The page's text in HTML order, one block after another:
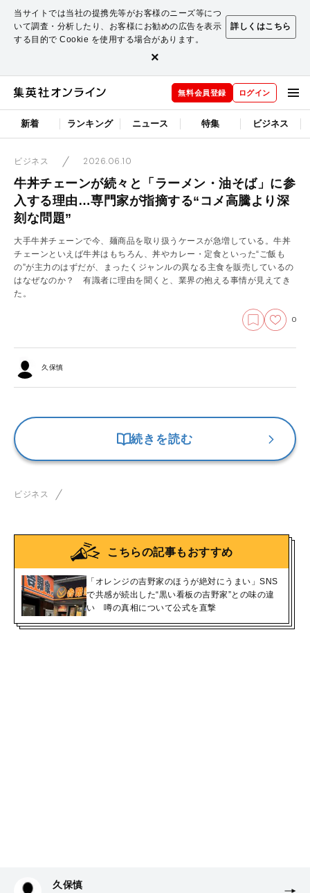
当サイトでは当社の提携先等がお客様のニーズ等につ
いて調査・分析したり、お客様にお勧めの広告を表示
する目的で Cookie を使用する場合があります。
詳しくはこちら
×
無料会員登録 ログイン
新着 ランキング ニュース 特集 ビジネス
ビジネス 2026.06.10
牛丼チェーンが続々と「ラーメン・油そば」に参
入する理由…専門家が指摘する“コメ高騰より深
刻な問題”
大手牛丼チェーンで今、麺商品を取り扱うケースが急増している。牛丼
チェーンといえば牛丼はもちろん、丼やカレー・定食といった“ご飯も
の”が主力のはずだが、まったくジャンルの異なる主食を販売しているの
はなぜなのか？ 有識者に理由を聞くと、業界の抱える事情が見えてき
た。
0
久保慎
続きを読む
ビジネス
こちらの記事もおすすめ
「オレンジの吉野家のほうが絶対にうまい」SNS
で共感が続出した“黒い看板の吉野家”との味の違
い 噂の真相について公式を直撃
久保慎